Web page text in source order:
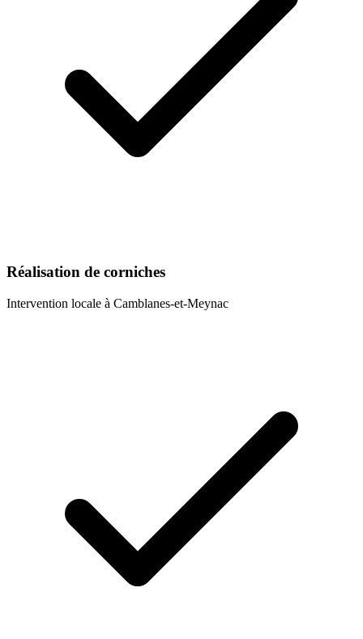
Réalisation de corniches
Intervention locale à Camblanes-et-Meynac